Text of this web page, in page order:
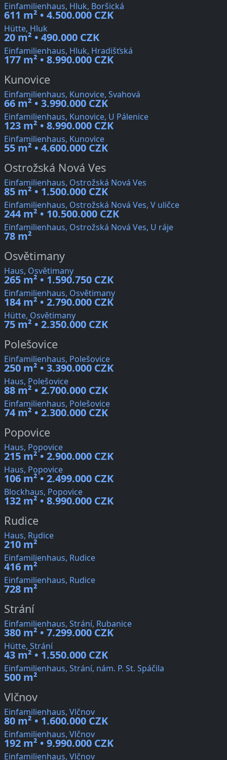
Einfamilienhaus, Hluk, Boršická
611 m² • 4.500.000 CZK
Hütte, Hluk
20 m² • 490.000 CZK
Einfamilienhaus, Hluk, Hradišťská
177 m² • 8.990.000 CZK
Kunovice
Einfamilienhaus, Kunovice, Svahová
66 m² • 3.990.000 CZK
Einfamilienhaus, Kunovice, U Pálenice
123 m² • 8.990.000 CZK
Einfamilienhaus, Kunovice
55 m² • 4.600.000 CZK
Ostrožská Nová Ves
Einfamilienhaus, Ostrožská Nová Ves
85 m² • 1.500.000 CZK
Einfamilienhaus, Ostrožská Nová Ves, V uličce
244 m² • 10.500.000 CZK
Einfamilienhaus, Ostrožská Nová Ves, U ráje
78 m²
Osvětimany
Haus, Osvětimany
265 m² • 1.590.750 CZK
Einfamilienhaus, Osvětimany
184 m² • 2.790.000 CZK
Hütte, Osvětimany
75 m² • 2.350.000 CZK
Polešovice
Einfamilienhaus, Polešovice
250 m² • 3.390.000 CZK
Haus, Polešovice
88 m² • 2.700.000 CZK
Einfamilienhaus, Polešovice
74 m² • 2.300.000 CZK
Popovice
Haus, Popovice
215 m² • 2.900.000 CZK
Haus, Popovice
106 m² • 2.499.000 CZK
Blockhaus, Popovice
132 m² • 8.990.000 CZK
Rudice
Haus, Rudice
210 m²
Einfamilienhaus, Rudice
416 m²
Einfamilienhaus, Rudice
728 m²
Strání
Einfamilienhaus, Strání, Rubanice
380 m² • 7.299.000 CZK
Hütte, Strání
43 m² • 1.550.000 CZK
Einfamilienhaus, Strání, nám. P. St. Spáčila
500 m²
Vlčnov
Einfamilienhaus, Vlčnov
80 m² • 1.600.000 CZK
Einfamilienhaus, Vlčnov
192 m² • 9.990.000 CZK
Einfamilienhaus, Vlčnov